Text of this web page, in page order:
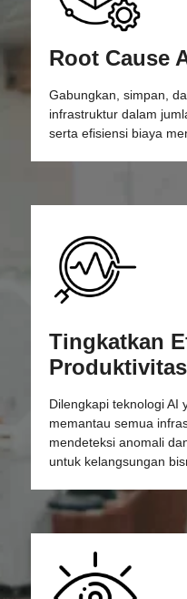
Root Cause
Gabungkan, simpan,
infrastruktur dalam
serta efisiensi biaya
Tingkatkan
Produktivitas
Dilengkapi teknologi AI
memantau semua
mendeteksi anomali
untuk kelangsungan